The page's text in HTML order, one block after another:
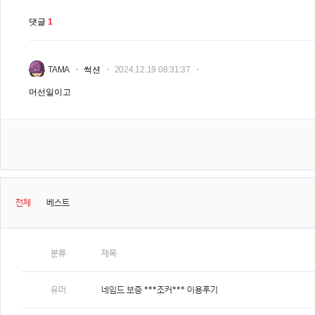
댓글 1
TAMA 썩션 2024.12.19 08:31:37
머선일이고
전체 베스트
분류 제목
유머 네임드 보증 ***조커*** 이용후기